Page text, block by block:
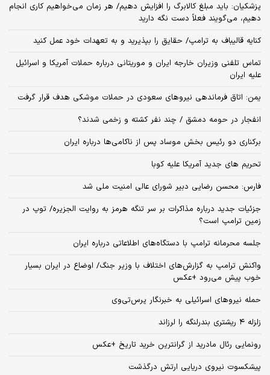
پزشکیان: باید مبلغ کالابرگ را افزایش دهیم/ هر زمان می‌خواهیم کاری انجام
دهیم، می‌گویند فعلاً دست نگه دارید
کنایه قالیباف به ترامپ/ حقایق را بپذیرید و به تعهدات خود عمل کنید
تماس تلفنی وزیران خارجه ایران و موریتانی درباره حملات آمریکا و اسرائیل
علیه ایران
یمن: اتاق فرماندهی نیروهای سعودی در حملات موشکی هدف قرار گرفت
انفجار در حومه دمشق / چند نفر کشته و زخمی شدند؟
برکناری دو رئیس بخش موساد پس از ناکامی‌ها درباره ایران
تحریم های جدید آمریکا علیه کوبا
فارس: محسن رضایی دبیر شورای عالی امنیت ملی شد
جزئیات جدید درباره مذاکرات بر سر تنگه هرمز به روایت الجزیره/ توپ در
زمین ترامپ است؟
جلسه محرمانه ترامپ با دستگاه‌های اطلاعاتی درباره ایران
واکنش ترامپ به گزارش‌های اختلاف با وزیر جنگ/ اوضاع در ایران بسیار
خوب پیش می‌رود +عکس
حمله نیروهای اسرائیلی به خبرنگار پرس‌تی‌وی
زلزله ۴ ریشتری بندرلنگه را لرزاند
رونمایی رئال مادرید از گرانترین خرید تاریخ +عکس
پیشکسوت نیروی دریایی ارتش درگذشت